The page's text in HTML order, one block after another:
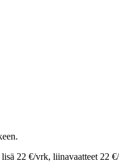
22 €/vrk, liinavaatteet 22